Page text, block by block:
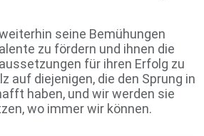
seine Bemühungen
zu fördern und ihnen die
für ihren Erfolg zu
auf diejenigen, die den Sprung in
haben, und wir werden sie
wo immer wir können.